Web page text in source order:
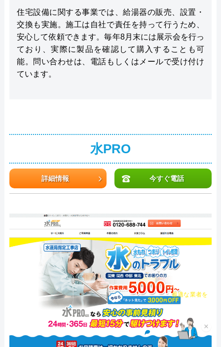
住宅設備に関する事業では、給湯器の販売、設置・
交換も実施。施工は自社で責任を持って行うため、
安心して依頼できます。毎年8月末には展示会を行っ
ており、実際に製品を確認して購入することも可
能。問い合わせは、電話もしくはメールで受け付け
ています。
水PRO
詳細情報 今すぐ電話
×
チャット診断で
最適な業者を